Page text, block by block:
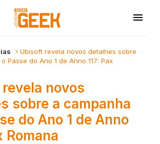
Ubisoft revela novos detalhes sobre
Passe do Ano 1 de Anno 117: Pax
novos
sobre a campanha
do Ano 1 de Anno
Romana